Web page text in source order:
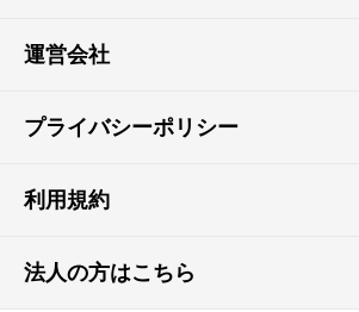
運営会社
プライバシーポリシー
利用規約
法人の方はこちら